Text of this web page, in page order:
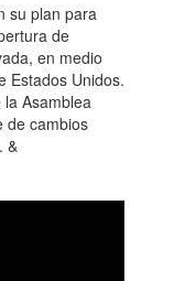
su plan para
de
en medio
Estados Unidos.
Asamblea
de cambios
&